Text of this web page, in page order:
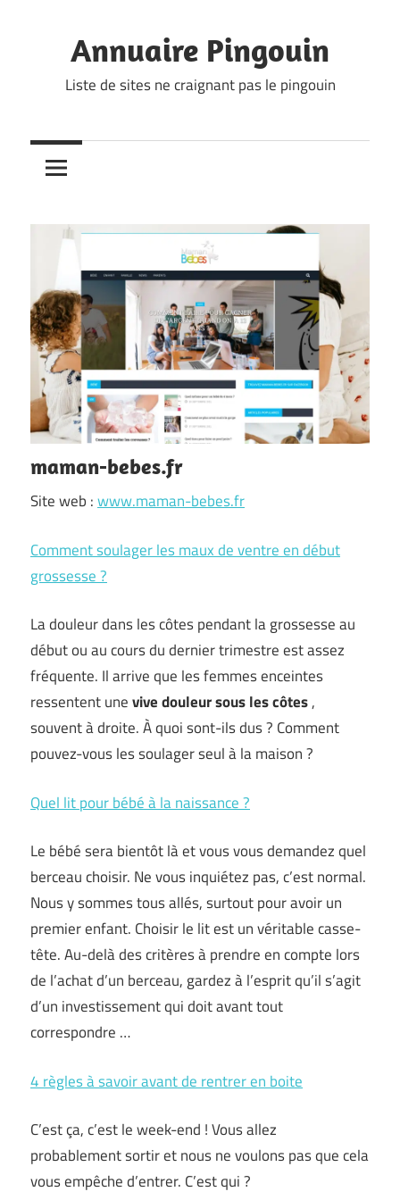
contentAnnuaire Pingouin
Liste de sites ne craignant pas le pingouin
maman-bebes.fr
Site web :www.maman-bebes.fr
Comment soulager les maux de ventre en début
grossesse ?
La douleur dans les côtes pendant la grossesse au
début ou au cours du dernier trimestre est assez
fréquente. Il arrive que les femmes enceintes
ressentent unevive douleur sous les côtes,
souvent à droite. À quoi sont-ils dus ? Comment
pouvez-vous les soulager seul à la maison ?
Quel lit pour bébé à la naissance ?
Le bébé sera bientôt là et vous vous demandez quel
berceau choisir. Ne vous inquiétez pas, c’est normal.
Nous y sommes tous allés, surtout pour avoir un
premier enfant. Choisir le lit est un véritable casse-
tête. Au-delà des critères à prendre en compte lors
de l’achat d’un berceau, gardez à l’esprit qu’il s’agit
d’un investissement qui doit avant tout
correspondre …
4 règles à savoir avant de rentrer en boite
C’est ça, c’est le week-end ! Vous allez
probablement sortir et nous ne voulons pas que cela
vous empêche d’entrer. C’est qui ?